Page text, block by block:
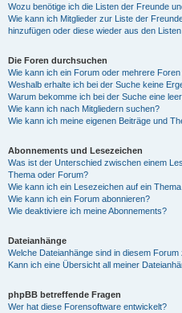
Wozu benötige ich die Listen der Freunde
Wie kann ich Mitglieder zur Liste der
hinzufügen oder diese wieder aus den
Die Foren durchsuchen
Wie kann ich ein Forum oder mehrere
Weshalb erhalte ich bei der Suche keine
Warum bekomme ich bei der Suche eine
Wie kann ich nach Mitgliedern suchen?
Wie kann ich meine eigenen Beiträge und
Abonnements und Lesezeichen
Was ist der Unterschied zwischen einem
Thema oder Forum?
Wie kann ich ein Lesezeichen auf ein
Wie kann ich ein Forum abonnieren?
Wie deaktiviere ich meine Abonnements?
Dateianhänge
Welche Dateianhänge sind in diesem Forum
Kann ich eine Übersicht all meiner
phpBB betreffende Fragen
Wer hat diese Forensoftware entwickelt?